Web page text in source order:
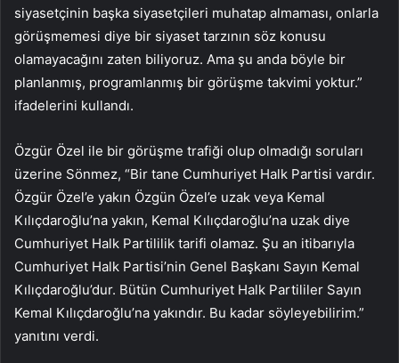
siyasetçinin başka siyasetçileri muhatap almaması, onlarla
görüşmemesi diye bir siyaset tarzının söz konusu
olamayacağını zaten biliyoruz. Ama şu anda böyle bir
planlanmış, programlanmış bir görüşme takvimi yoktur.”
ifadelerini kullandı.
Özgür Özel ile bir görüşme trafiği olup olmadığı soruları
üzerine Sönmez, “Bir tane Cumhuriyet Halk Partisi vardır.
Özgür Özel’e yakın Özgün Özel’e uzak veya Kemal
Kılıçdaroğlu’na yakın, Kemal Kılıçdaroğlu’na uzak diye
Cumhuriyet Halk Partililik tarifi olamaz. Şu an itibarıyla
Cumhuriyet Halk Partisi’nin Genel Başkanı Sayın Kemal
Kılıçdaroğlu’dur. Bütün Cumhuriyet Halk Partililer Sayın
Kemal Kılıçdaroğlu’na yakındır. Bu kadar söyleyebilirim.”
yanıtını verdi.